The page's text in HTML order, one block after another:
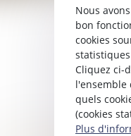
Nous
bon
cookies
Cliquez ci-
l'ensemble
quels
(cookies
Plus